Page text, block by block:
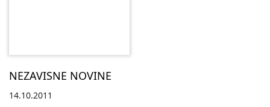
NEZAVISNE NOVINE
14.10.2011